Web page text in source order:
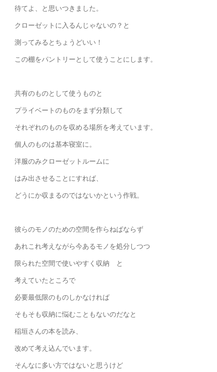
待てよ、と思いつきました。
クローゼットに入るんじゃないの？と
測ってみるとちょうどいい！
この棚をパントリーとして使うことにします。
共有のものとして使うものと
プライベートのものをまず分類して
それぞれのものを収める場所を考えています。
個人のものは基本寝室に。
洋服のみクローゼットルームに
はみ出させることにすれば、
どうにか収まるのではないかという作戦。
彼らのモノのための空間を作らねばならず
あれこれ考えながら今あるモノを処分しつつ
限られた空間で使いやすく収納 と
考えていたところで
必要最低限のものしかなければ
そもそも収納に悩むこともないのだなと
稲垣さんの本を読み、
改めて考え込んでいます。
そんなに多い方ではないと思うけど